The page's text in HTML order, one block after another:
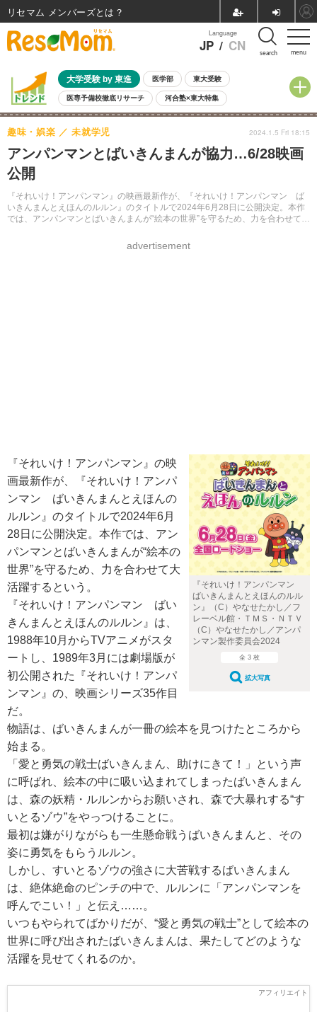
menu
Language
JP / CN search
大学受験 by 東進 医学部 東大受験
医専予備校徹底リサーチ 河合塾×東大特集
親子で考える大学選び 高校受験 中学受験 小学校受験
共通テスト 夏休み
8月開催イベント・WS 全国公立高校 過去問 人気記事
自由研究教材（小学生向け）
アンパンマンとばいきんまんが協力…6/28映画
公開
『それいけ！アンパンマン』の映画最新作が、『それいけ！アンパンマン ば
いきんまんとえほんのルルン』のタイトルで2024年6月28日に公開決定。本作
では、アンパンマンとばいきんまんが“絵本の世界”を守るため、力を合わせて大
趣味・娯楽 未就学児
advertisement
2024.1.5 Fri 18:15
『それいけ！アンパンマン
ばいきんまんとえほんのルル
ン』（C）やなせたかし／フ
レーベル館・ＴＭＳ・ＮＴＶ
（C）やなせたかし／アンパ
ンマン製作委員会2024
全 3 枚
拡大写真
『それいけ！アンパンマン』の映
画最新作が、『それいけ！アンパ
ンマン ばいきんまんとえほんの
ルルン』のタイトルで2024年6月
28日に公開決定。本作では、アン
パンマンとばいきんまんが“絵本の
世界”を守るため、力を合わせて大
活躍するという。
『それいけ！アンパンマン ばい
きんまんとえほんのルルン』は、
1988年10月からTVアニメがスタ
ートし、1989年3月には劇場版が
初公開された『それいけ！アンパ
ンマン』の、映画シリーズ35作目
だ。
物語は、ばいきんまんが一冊の絵本を見つけたところから
始まる。
「愛と勇気の戦士ばいきんまん、助けにきて！」という声
に呼ばれ、絵本の中に吸い込まれてしまったばいきんまん
は、森の妖精・ルルンからお願いされ、森で大暴れする“す
いとるゾウ”をやっつけることに。
最初は嫌がりながらも一生懸命戦うばいきんまんと、その
姿に勇気をもらうルルン。
しかし、すいとるゾウの強さに大苦戦するばいきんまん
は、絶体絶命のピンチの中で、ルルンに「アンパンマンを
呼んでこい！」と伝え……。
いつもやられてばかりだが、“愛と勇気の戦士”として絵本の
世界に呼び出されたばいきんまんは、果たしてどのような
活躍を見せてくれるのか。
リセマム メンバーズ